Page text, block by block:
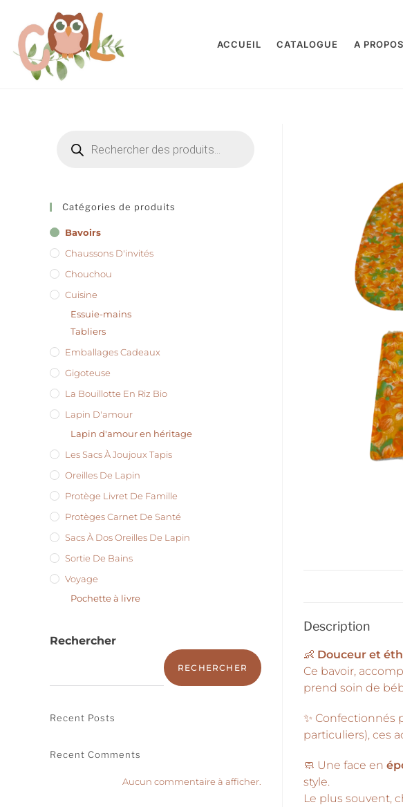
ACCUEIL CATALOGUE A PROPOS
Description
👶 Douceur et
Ce bavoir,
prend soin de
✨ Confectionnés
particuliers), ces
🧼 Une face en
style.
Le plus souvent,
Catégories de produits
Bavoirs
Chaussons D'invités
Chouchou
Cuisine
Essuie-mains
Tabliers
Emballages Cadeaux
Gigoteuse
La Bouillotte En Riz Bio
Lapin D'amour
Lapin d'amour en héritage
Les Sacs À Joujoux Tapis
Oreilles De Lapin
Protège Livret De Famille
Protèges Carnet De Santé
Sacs À Dos Oreilles De Lapin
Sortie De Bains
Voyage
Pochette à livre
Rechercher
RECHERCHER
Recent Posts
Recent Comments
Aucun commentaire à afficher.